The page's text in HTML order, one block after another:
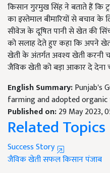
किसान गुरमुख सिंह ने बताते हैं कि
का इस्तेमाल बीमारियों से बचाव के
सीवेज के दूषित पानी से खेत की
को सलाह देते हुए कहा कि अपने
खेती के अंतर्गत अवश्य खेती करनी
जैविक खेती को बड़ा आकार दे देना
English Summary:Punjab's
farming and adopted
Published on:29 May 2023,
Related Topics
Success Story
जैविक खेतीसफल किसानपंजाब